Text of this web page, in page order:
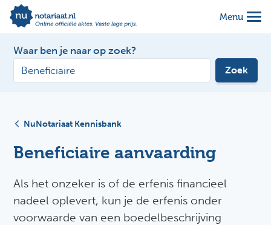
Menu
Waar ben je naar op zoek?
Zoek
NuNotariaat Kennisbank
Beneficiaire aanvaarding
Als het onzeker is of de erfenis financieel
nadeel oplevert, kun je de erfenis onder
voorwaarde van een boedelbeschrijving